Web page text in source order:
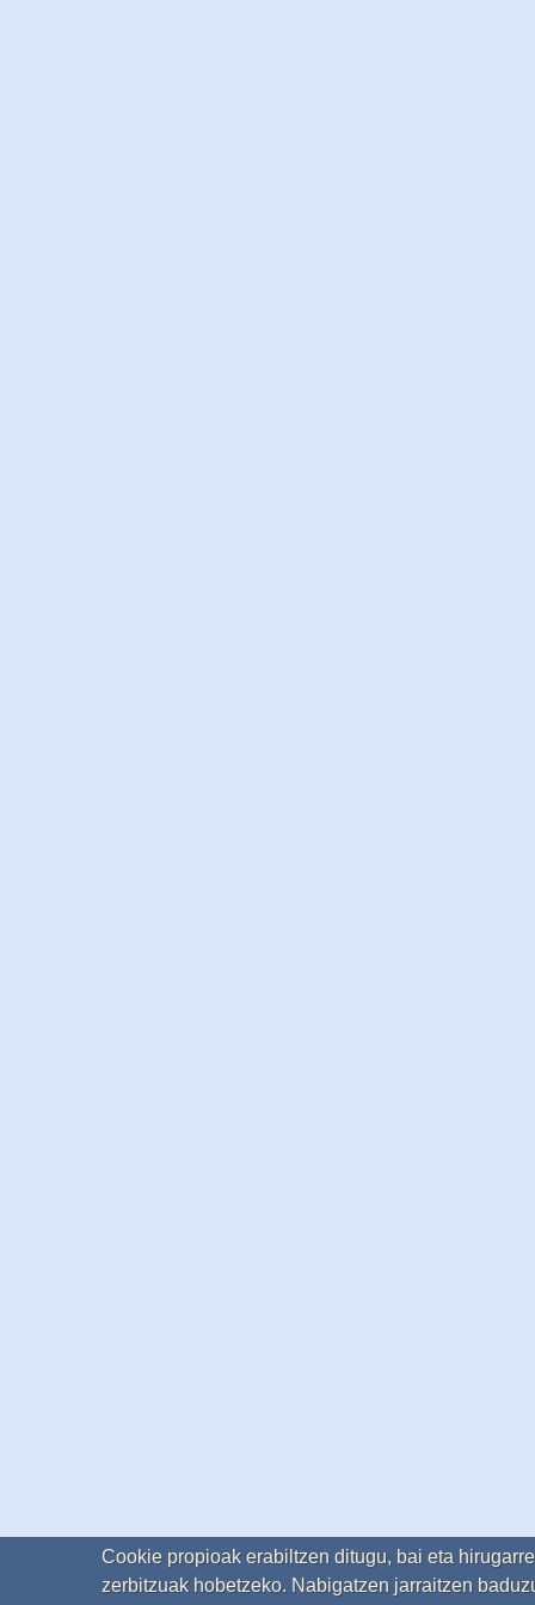
Cookie propioak erabiltzen ditugu, bai eta
zerbitzuak hobetzeko. Nabigatzen jarraitzen